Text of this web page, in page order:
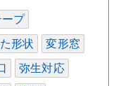
ープ
形状 変形窓
弥生対応